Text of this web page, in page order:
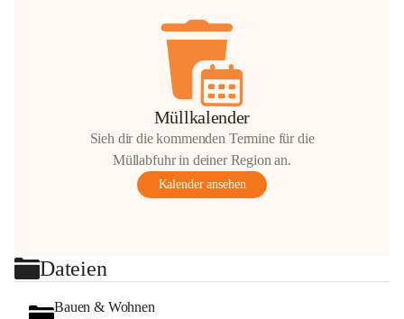
Müllkalender
Sieh dir die kommenden Termine für die
Müllabfuhr in deiner Region an.
Kalender ansehen
Dateien
Bauen & Wohnen